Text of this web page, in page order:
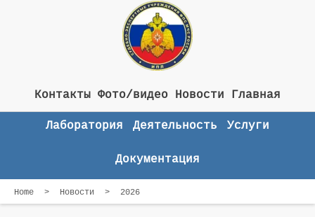
Контакты Фото/видео Новости Главная
Лаборатория Деятельность Услуги
Документация
Home > Новости > 2026